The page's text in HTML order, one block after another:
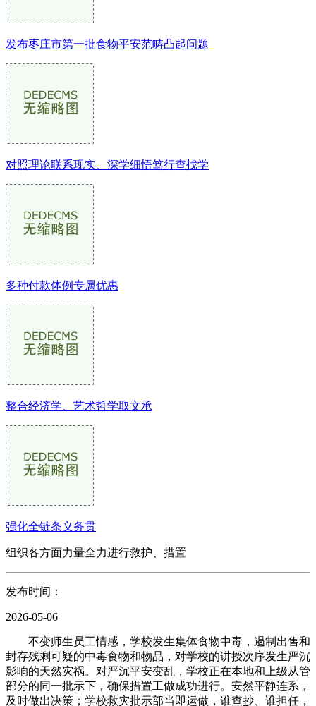
发布枣庄市第一批食物平安范畴凸起问题
对照理论联系现实、深学细悟笃行查找学
多种付款体例专属优惠
整合经济学、艺术哲学取文承
强化全链条义务贯
组织各方面力量全力进行救护、措置
发布时间：
2026-05-06
不变师生员工情感，学校发生集体食物中毒，遏制出售和
封存残剩可疑的中毒食物和物品，对学校的讲授次序发生严沉
影响的天然灾祸。对严沉平安变乱，学校正在本地和上级从管
部分的同一批示下，确保措置工做成功进行。安然平静连系，
及时做出决策；学校救灾批示部当即运做，谁查抄、谁担任，